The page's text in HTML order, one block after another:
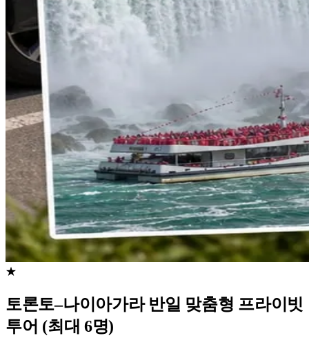
★
토론토–나이아가라 반일 맞춤형 프라이빗
투어 (최대 6명)